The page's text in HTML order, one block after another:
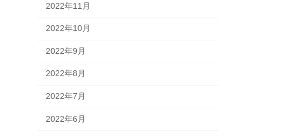
2022年11月
2022年10月
2022年9月
2022年8月
2022年7月
2022年6月